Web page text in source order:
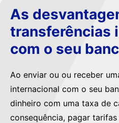
As
transferências
com o seu
Ao enviar ou ou receber
internacional com o seu
dinheiro com uma taxa de
consequência, pagar